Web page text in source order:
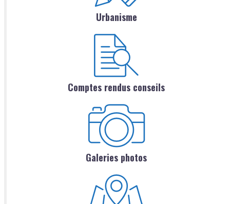
Urbanisme
Comptes rendus conseils
Galeries photos